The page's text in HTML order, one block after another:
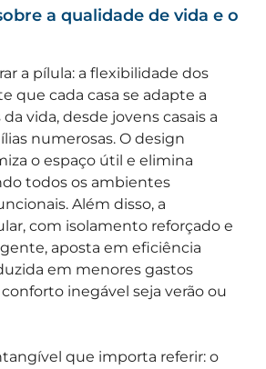
a qualidade de vida e o
a pílula: a flexibilidade dos
que cada casa se adapte a
vida, desde jovens casais a
numerosas. O design
o espaço útil e elimina
todos os ambientes
Além disso, a
com isolamento reforçado e
aposta em eficiência
em menores gastos
inegável seja verão ou
que importa referir: o